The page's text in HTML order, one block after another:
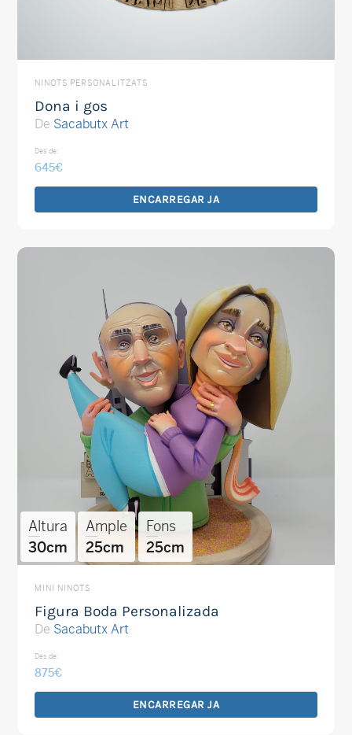
NINOTS PERSONALITZATS
Dona i gos
De Sacabutx Art
Des de:
645€
ENCARREGAR JA
Altura
30cm
Ample
25cm
Fons
25cm
MINI NINOTS
Figura Boda Personalizada
De Sacabutx Art
Des de:
875€
ENCARREGAR JA